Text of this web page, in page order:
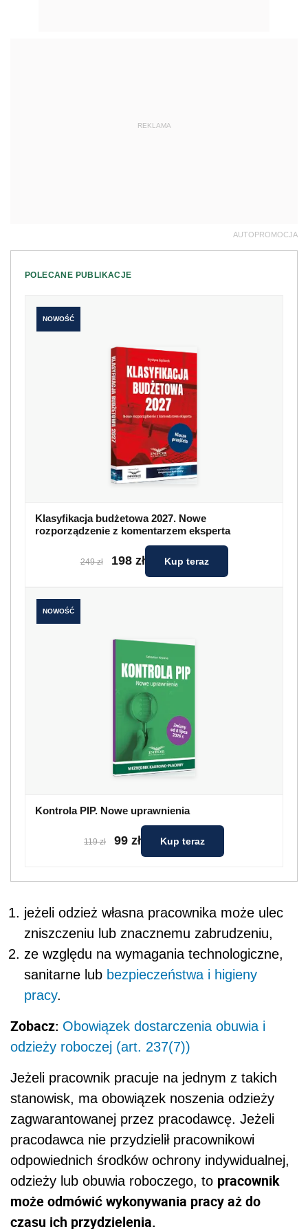
REKLAMA
AUTOPROMOCJA
POLECANE PUBLIKACJE
NOWOŚĆ
Klasyfikacja budżetowa 2027. Nowe
rozporządzenie z komentarzem eksperta
249 zł 198 zł Kup teraz
NOWOŚĆ
Kontrola PIP. Nowe uprawnienia
119 zł 99 zł Kup teraz
jeżeli odzież własna pracownika może ulec
zniszczeniu lub znacznemu zabrudzeniu,
ze względu na wymagania technologiczne,
sanitarne lub bezpieczeństwa i higieny
pracy.
Zobacz: Obowiązek dostarczenia obuwia i
odzieży roboczej (art. 237(7))
Jeżeli pracownik pracuje na jednym z takich
stanowisk, ma obowiązek noszenia odzieży
zagwarantowanej przez pracodawcę. Jeżeli
pracodawca nie przydzielił pracownikowi
odpowiednich środków ochrony indywidualnej,
odzieży lub obuwia roboczego, to pracownik
może odmówić wykonywania pracy aż do
czasu ich przydzielenia.